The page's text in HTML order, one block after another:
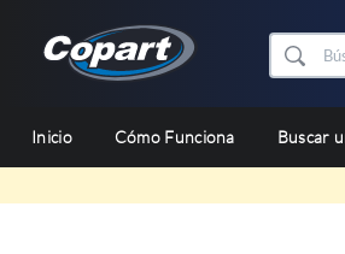
Inicio Cómo Funciona Buscar